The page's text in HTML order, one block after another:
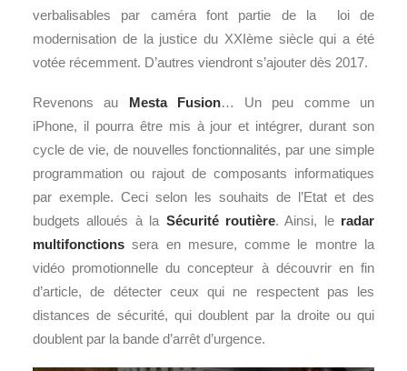
verbalisables par caméra font partie de la loi de
modernisation de la justice du XXIème siècle qui a été
votée récemment. D’autres viendront s’ajouter dès 2017.
Revenons au Mesta Fusion… Un peu comme un
iPhone, il pourra être mis à jour et intégrer, durant son
cycle de vie, de nouvelles fonctionnalités, par une simple
programmation ou rajout de composants informatiques
par exemple. Ceci selon les souhaits de l’Etat et des
budgets alloués à la Sécurité routière. Ainsi, le radar
multifonctions sera en mesure, comme le montre la
vidéo promotionnelle du concepteur à découvrir en fin
d’article, de détecter ceux qui ne respectent pas les
distances de sécurité, qui doublent par la droite ou qui
doublent par la bande d’arrêt d’urgence.